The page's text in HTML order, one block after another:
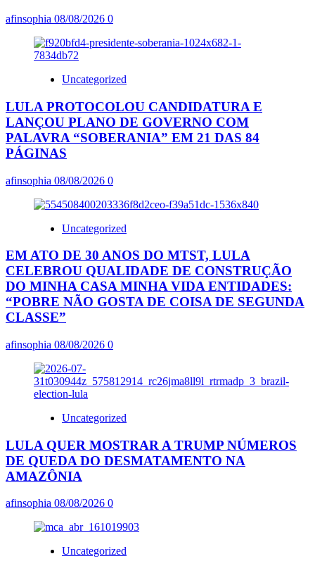
afinsophia 08/08/2026 0
Uncategorized
LULA PROTOCOLOU CANDIDATURA E
LANÇOU PLANO DE GOVERNO COM
PALAVRA “SOBERANIA” EM 21 DAS 84
PÁGINAS
afinsophia 08/08/2026 0
Uncategorized
EM ATO DE 30 ANOS DO MTST, LULA
CELEBROU QUALIDADE DE CONSTRUÇÃO
DO MINHA CASA MINHA VIDA ENTIDADES:
“POBRE NÃO GOSTA DE COISA DE SEGUNDA
CLASSE”
afinsophia 08/08/2026 0
Uncategorized
LULA QUER MOSTRAR A TRUMP NÚMEROS
DE QUEDA DO DESMATAMENTO NA
AMAZÔNIA
afinsophia 08/08/2026 0
Uncategorized